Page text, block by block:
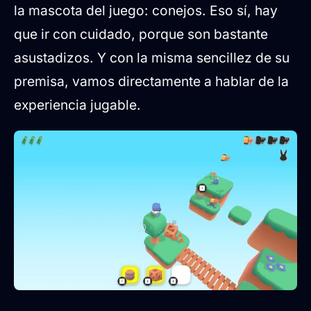
la mascota del juego: conejos. Eso sí, hay
que ir con cuidado, porque son bastante
asustadizos. Y con la misma sencillez de su
premisa, vamos directamente a hablar de la
experiencia jugable.